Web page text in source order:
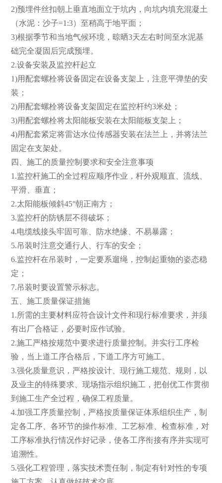
2)预埋件丝扣朝上垂直地面立于坑内，向坑内填充混凝土
（水泥：沙子=1:3）至稍高于地平面；
3)根据季节和当地气候环境，晾晒3天左右时间至水泥基
础完全凝固后完成预埋。
2.设备安装及监控杆起立
1)用配套螺栓将设备固定在设备支架上，注意平弹垫的安
装；
2)用配套螺栓将设备支架固定在监控杆约3米处；
3)用配套螺栓将太阳能板安装在太阳能板支架上；
4)用配套紧定将雷达水位传感器安装在法兰上，并将法兰
固定在支架处。
四、施工的质量控制要求和安全注意事项
1.监控杆施工的全过程应顺序作业，杆外观顺直、流线、
平滑、垂直；
2.太阳能板倾斜45°朝正南方；
3.监控杆的防锈层不得破坏；
4.电缆线接头牢固可靠、防水绝缘、不易暴露；
5.吊装时注意交通行人、行车的安全；
6.监控杆在吊装时，一定要系遛绳，控制起重物的姿态稳
定；
7.吊装时要设置警示标志。
五、施工质量保证措施
1.所需的主要材料应符合设计文件和现行标准要求，并须
有出厂合格证，必要时应作试验。
2.施工严格按规范中要求进行质量控制。并实行工序检
验，当上道工序合格后，下道工序方可施工。
3.强化质量意识，严格按设计、现行施工规范、规则，以
及业主的特殊要求、现场指示组织施工，把创优工作贯彻
到施工生产全过程，确保工程质量。
4.加强工序质量控制，严格按质量保证体系组织生产，制
定各工序、各环节的操作标准、工艺标准、检查标准，对
工序标准执行情况作好记录，使各工序衔接有序并实现可
追溯性。
5.强化工程管理，落实技术责任制，制定有针对性的专项